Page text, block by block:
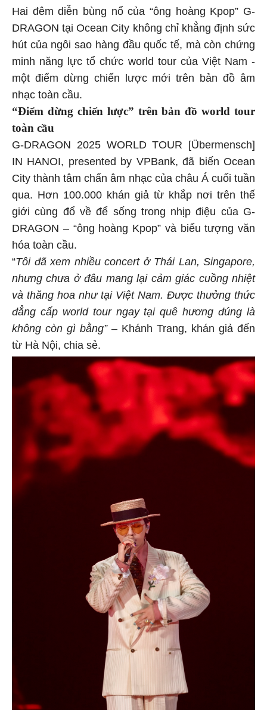
Hai đêm diễn bùng nổ của “ông hoàng Kpop” G-
DRAGON tại Ocean City không chỉ khẳng định sức
hút của ngôi sao hàng đầu quốc tế, mà còn chứng
minh năng lực tổ chức world tour của Việt Nam -
một điểm dừng chiến lược mới trên bản đồ âm
nhạc toàn cầu.
“Điểm dừng chiến lược” trên bản đồ world tour
toàn cầu
G-DRAGON 2025 WORLD TOUR [Übermensch]
IN HANOI, presented by VPBank, đã biến Ocean
City thành tâm chấn âm nhạc của châu Á cuối tuần
qua. Hơn 100.000 khán giả từ khắp nơi trên thế
giới cùng đổ về để sống trong nhịp điệu của G-
DRAGON – “ông hoàng Kpop” và biểu tượng văn
hóa toàn cầu.
“Tôi đã xem nhiều concert ở Thái Lan, Singapore,
nhưng chưa ở đâu mang lại cảm giác cuồng nhiệt
và thăng hoa như tại Việt Nam. Được thưởng thức
đẳng cấp world tour ngay tại quê hương đúng là
không còn gì bằng”– Khánh Trang, khán giả đến
từ Hà Nội, chia sẻ.